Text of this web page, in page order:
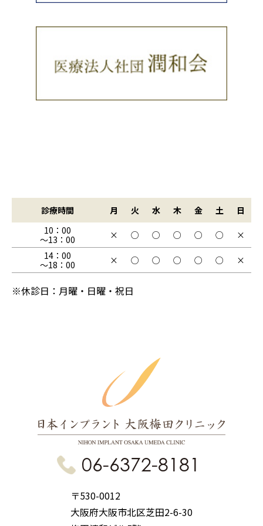
06-6372-8181
〒530-0012
大阪府大阪市北区芝田2-6-30
診療時間 月 火 水 木 金 土
日
10：00
～13：00
× ○ ○ ○ ○ ○
×
14：00
～18：00
× ○ ○ ○ ○ ○ ×
※休診日：月曜・日曜・祝日